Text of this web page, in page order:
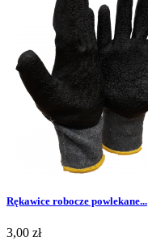
Rękawice robocze powlekane...
Cena
3,00 zł